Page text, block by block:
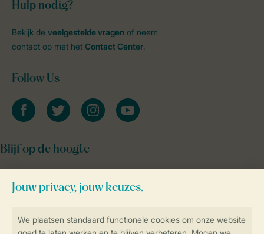
Hulp nodig?
Bekijk de veelgestelde vragen of neem
contact op met het Contact Center.
Follow Us
facebooktwitter instagramyoutube
Blijf op de hoogte